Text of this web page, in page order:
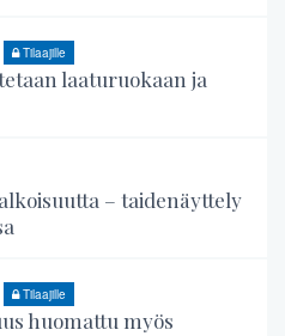
Tilaajille
laaturuokaan ja
– taidenäyttely
Tilaajille
huomattu myös